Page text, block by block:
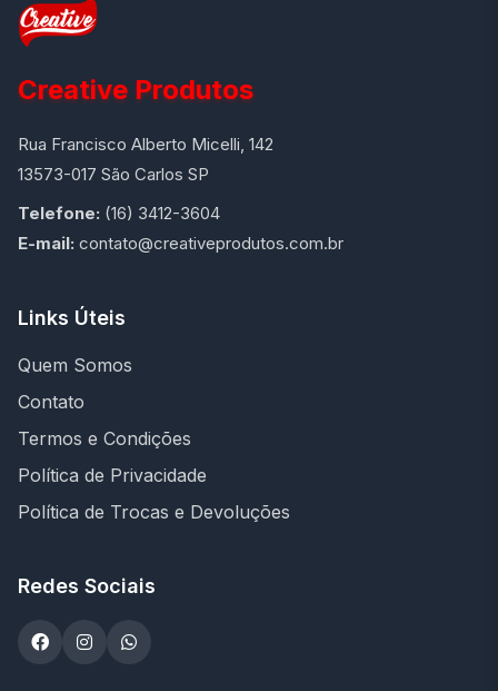
Creative Produtos
Rua Francisco Alberto Micelli, 142
13573-017 São Carlos SP
Telefone: (16) 3412-3604
E-mail: contato@creativeprodutos.com.br
Links Úteis
Quem Somos
Contato
Termos e Condições
Política de Privacidade
Política de Trocas e Devoluções
Redes Sociais